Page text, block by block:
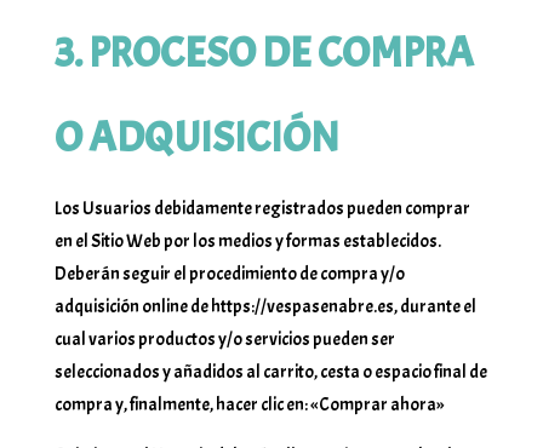
3. PROCESO DE COMPRA
O ADQUISICIÓN
Los Usuarios debidamente registrados pueden comprar
en el Sitio Web por los medios y formas establecidos.
Deberán seguir el procedimiento de compra y/o
adquisición online de https://vespasenabre.es, durante el
cual varios productos y/o servicios pueden ser
seleccionados y añadidos al carrito, cesta o espacio final de
compra y, finalmente, hacer clic en: «Comprar ahora»